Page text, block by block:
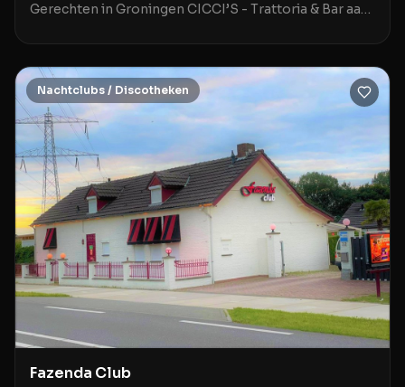
Gerechten in Groningen CICCI’S - Trattoria & Bar aan
Nachtclubs / Discotheken
Fazenda Club